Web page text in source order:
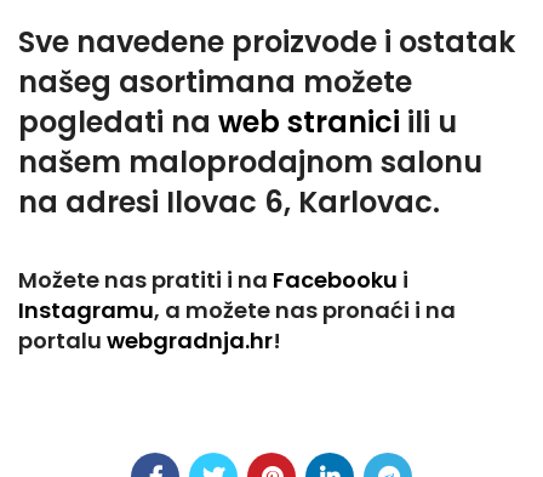
Sve navedene proizvode i ostatak
našeg asortimana možete
pogledati na web stranici ili u
našem maloprodajnom salonu
na adresi Ilovac 6, Karlovac.
Možete nas pratiti i na Facebooku i
Instagramu, a možete nas pronaći i na
portalu webgradnja.hr!